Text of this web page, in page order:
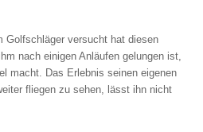
Golfschläger versucht hat diesen
nach einigen Anläufen gelungen ist,
macht. Das Erlebnis seinen eigenen
fliegen zu sehen, lässt ihn nicht